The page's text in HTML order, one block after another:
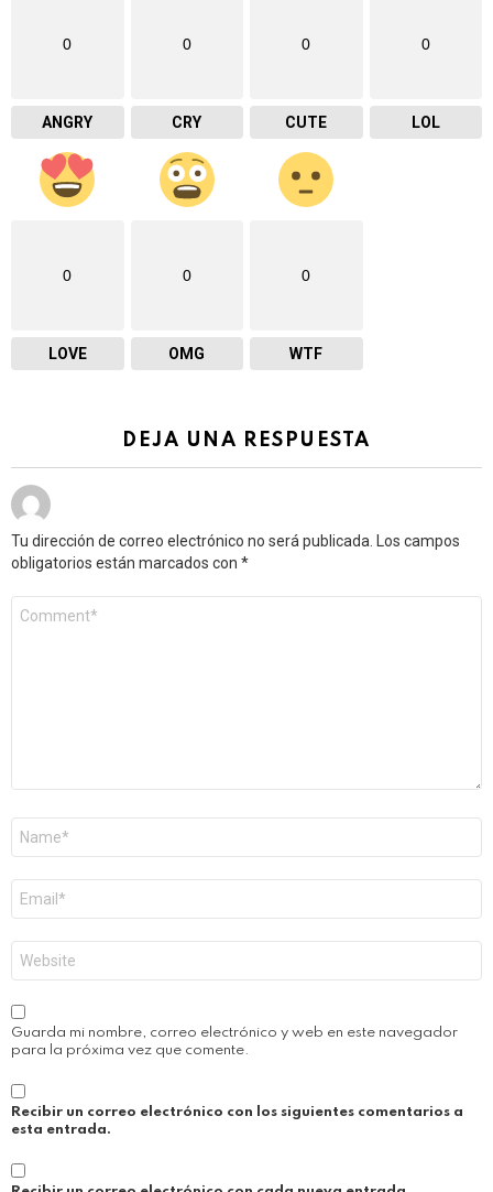
0
ANGRY
0
CRY
0
CUTE
0
LOL
0
LOVE
0
OMG
0
WTF
DEJA UNA RESPUESTA
Tu dirección de correo electrónico no será publicada. Los campos
obligatorios están marcados con *
electrónico
*
Guarda mi nombre, correo electrónico y web en este navegador
para la próxima vez que comente.
Recibir un correo electrónico con los siguientes comentarios a
esta entrada.